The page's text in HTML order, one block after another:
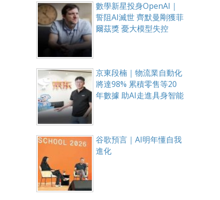
數學新星投身OpenAI｜
誓阻AI滅世 齊默曼剛獲菲
爾茲獎 憂大模型失控
京東段楠｜物流業自動化
將達98% 累積零售等20
年數據 助AI走進具身智能
谷歌預言｜AI明年懂自我
進化